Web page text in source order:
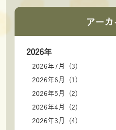
アーカ
2026年
2026年7月 (3)
2026年6月 (1)
2026年5月 (2)
2026年4月 (2)
2026年3月 (4)